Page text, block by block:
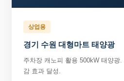
상업용
경기 수원 대형마트 태양광
주차장 캐노피 활용 500kW 태양광
감 효과 달성.